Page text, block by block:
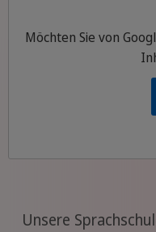
Möchten Sie von
Unsere